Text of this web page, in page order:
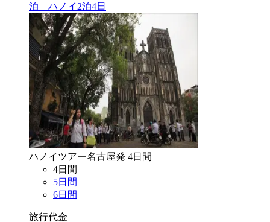
泊 ハノイ2泊4日
ハノイ ツアー名古屋発 4日間
4日間
5日間
6日間
旅行代金